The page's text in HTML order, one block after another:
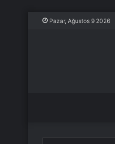
Pazar, Ağustos 9 2026